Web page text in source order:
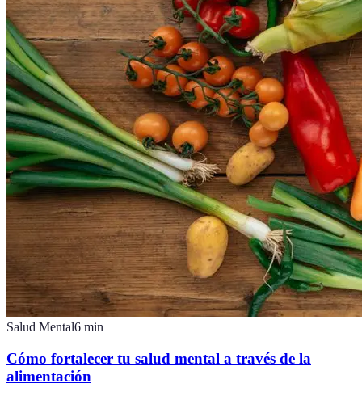
Salud Mental6 min
Cómo fortalecer tu salud mental a través de la
alimentación